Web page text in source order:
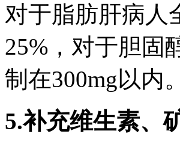
对于脂肪肝病人
25%，对于胆固
制在300mg以内。
5.补充维生素、